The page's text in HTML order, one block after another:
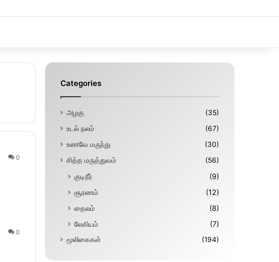
0
0
Categories
அழகு
(35)
உடல் நலம்
(67)
உணவே மருந்து
(30)
சித்த மருத்துவம்
(56)
குடிநீர்
(9)
சூரணம்
(12)
தைலம்
(8)
லேகியம்
(7)
மூலிகைகள் (194)